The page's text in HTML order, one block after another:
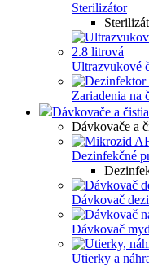
Sterilizátor
Ultrazvukové
Zariadenia na
Dávkovače a
Dávkovače a
Dezinfekčné
Dávkovač
Dávkovač
Utierky a